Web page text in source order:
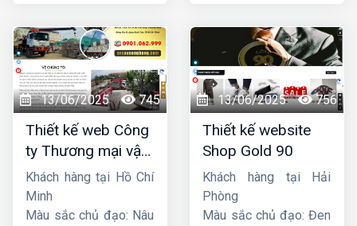
13/06/2025 745
Thiết kế web Công
ty Thương mại vận
tải Song Bằng
Khách hàng tại Hồ Chí
Minh
Màu sắc chủ đạo: Nâu
13/06/2025 756
Thiết kế website
Shop Gold 90
Khách hàng tại Hải
Phòng
Màu sắc chủ đạo: Đen